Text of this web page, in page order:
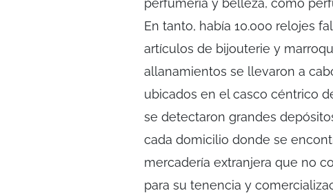
perfumería y belleza, como
En tanto, había 10.000 relojes
artículos de bijouterie y
allanamientos se llevaron a
ubicados en el casco céntrico
se detectaron grandes
cada domicilio donde se
mercadería extranjera que no
para su tenencia y